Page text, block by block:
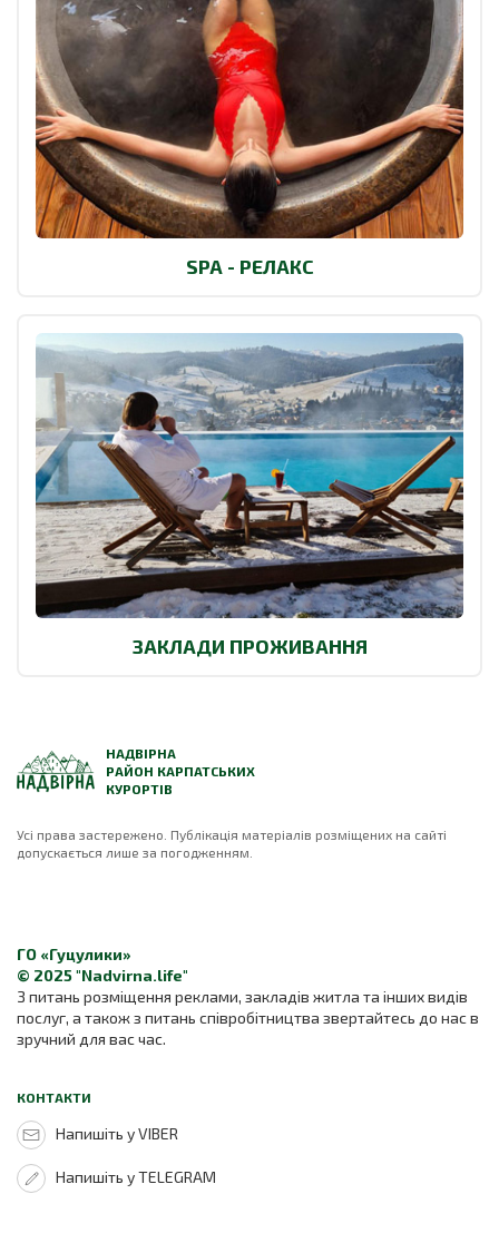
SPA - РЕЛАКС
ЗАКЛАДИ ПРОЖИВАННЯ
НАДВІРНА
РАЙОН КАРПАТСЬКИХ
КУРОРТІВ
Усі права застережено. Публікація матеріалів розміщених на сайті
допускається лише за погодженням.
ГО «Гуцулики»
© 2025 "Nadvirna.life"
З питань розміщення реклами, закладів житла та інших видів
послуг, а також з питань співробітництва звертайтесь до нас в
зручний для вас час.
КОНТАКТИ
Напишіть у VIBER
Напишіть у TELEGRAM